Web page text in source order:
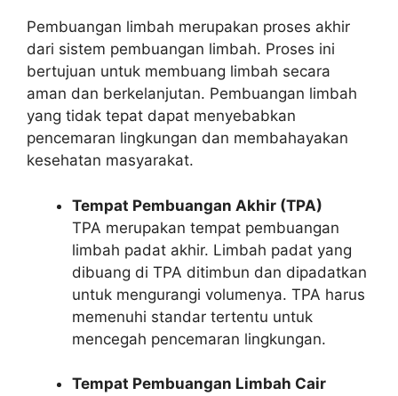
Pembuangan limbah merupakan proses akhir
dari sistem pembuangan limbah. Proses ini
bertujuan untuk membuang limbah secara
aman dan berkelanjutan. Pembuangan limbah
yang tidak tepat dapat menyebabkan
pencemaran lingkungan dan membahayakan
kesehatan masyarakat.
Tempat Pembuangan Akhir (TPA)
TPA merupakan tempat pembuangan
limbah padat akhir. Limbah padat yang
dibuang di TPA ditimbun dan dipadatkan
untuk mengurangi volumenya. TPA harus
memenuhi standar tertentu untuk
mencegah pencemaran lingkungan.
Tempat Pembuangan Limbah Cair